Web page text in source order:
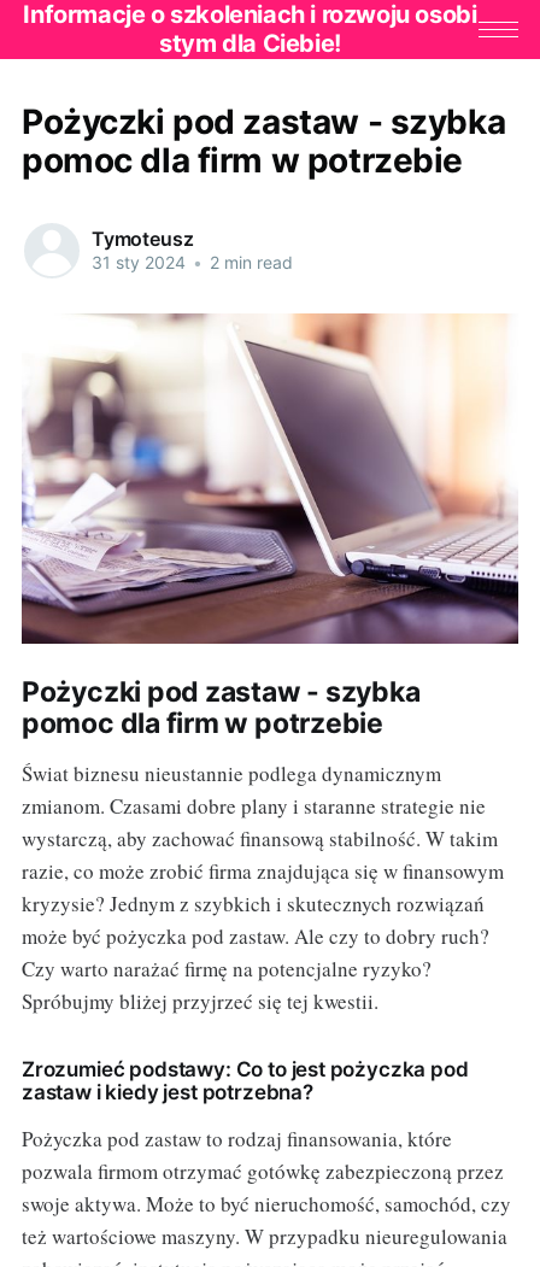
Informacje o szkoleniach i rozwoju osobi
stym dla Ciebie!
Pożyczki pod zastaw - szybka
pomoc dla firm w potrzebie
Tymoteusz
31 sty 2024 • 2 min read
Pożyczki pod zastaw - szybka
pomoc dla firm w potrzebie
Świat biznesu nieustannie podlega dynamicznym
zmianom. Czasami dobre plany i staranne strategie nie
wystarczą, aby zachować finansową stabilność. W takim
razie, co może zrobić firma znajdująca się w finansowym
kryzysie? Jednym z szybkich i skutecznych rozwiązań
może być pożyczka pod zastaw. Ale czy to dobry ruch?
Czy warto narażać firmę na potencjalne ryzyko?
Spróbujmy bliżej przyjrzeć się tej kwestii.
Zrozumieć podstawy: Co to jest pożyczka pod
zastaw i kiedy jest potrzebna?
Pożyczka pod zastaw to rodzaj finansowania, które
pozwala firmom otrzymać gotówkę zabezpieczoną przez
swoje aktywa. Może to być nieruchomość, samochód, czy
też wartościowe maszyny. W przypadku nieuregulowania